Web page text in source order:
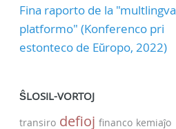
Fina raporto de la "multlingva
platformo" (Konferenco pri
estonteco de Eŭropo, 2022)
ŜLOSIL-VORTOJ
transiro defioj financo kemiaĵo